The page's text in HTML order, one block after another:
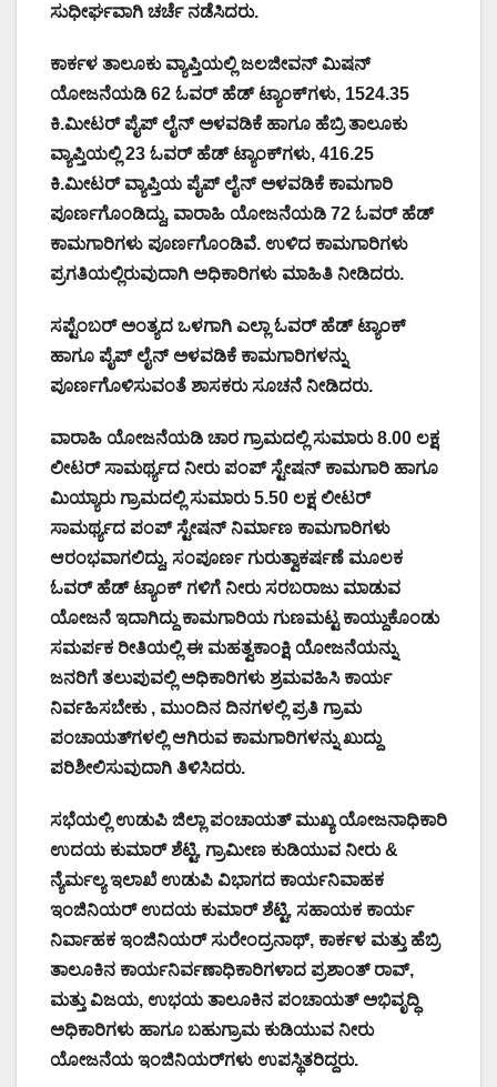
ಸುಧೀರ್ಘವಾಗಿ ಚರ್ಚೆ ನಡೆಸಿದರು.
ಕಾರ್ಕಳ ತಾಲೂಕು ವ್ಯಾಪ್ತಿಯಲ್ಲಿ ಜಲಜೀವನ್‌ ಮಿಷನ್‌
ಯೋಜನೆಯಡಿ 62 ಓವರ್‌ ಹೆಡ್‌ ಟ್ಯಾಂಕ್‌ಗಳು, 1524.35
ಕಿ.ಮೀಟರ್‌ ಪೈಪ್‌ ಲೈನ್‌ ಅಳವಡಿಕೆ ಹಾಗೂ ಹೆಬ್ರಿ ತಾಲೂಕು
ವ್ಯಾಪ್ತಿಯಲ್ಲಿ 23 ಓವರ್‌ ಹೆಡ್‌ ಟ್ಯಾಂಕ್‌ಗಳು, 416.25
ಕಿ.ಮೀಟರ್‌ ವ್ಯಾಪ್ತಿಯ ಪೈಪ್‌ ಲೈನ್‌ ಅಳವಡಿಕೆ ಕಾಮಗಾರಿ
ಪೂರ್ಣಗೊಂಡಿದ್ದು, ವಾರಾಹಿ ಯೋಜನೆಯಡಿ 72 ಓವರ್‌ ಹೆಡ್‌
ಕಾಮಗಾರಿಗಳು ಪೂರ್ಣಗೊಂಡಿವೆ. ಉಳಿದ ಕಾಮಗಾರಿಗಳು
ಪ್ರಗತಿಯಲ್ಲಿರುವುದಾಗಿ ಅಧಿಕಾರಿಗಳು ಮಾಹಿತಿ ನೀಡಿದರು.
ಸಪ್ಟೆಂಬರ್‌ ಅಂತ್ಯದ ಒಳಗಾಗಿ ಎಲ್ಲಾ ಓವರ್‌ ಹೆಡ್‌ ಟ್ಯಾಂಕ್‌
ಹಾಗೂ ಪೈಪ್‌ ಲೈನ್‌ ಅಳವಡಿಕೆ ಕಾಮಗಾರಿಗಳನ್ನು
ಪೂರ್ಣಗೊಳಿಸುವಂತೆ ಶಾಸಕರು ಸೂಚನೆ ನೀಡಿದರು.
ವಾರಾಹಿ ಯೋಜನೆಯಡಿ ಚಾರ ಗ್ರಾಮದಲ್ಲಿ ಸುಮಾರು 8.00 ಲಕ್ಷ
ಲೀಟರ್‌ ಸಾಮರ್ಥ್ಯದ ನೀರು ಪಂಪ್‌ ಸ್ಟೇಷನ್‌ ಕಾಮಗಾರಿ ಹಾಗೂ
ಮಿಯ್ಯಾರು ಗ್ರಾಮದಲ್ಲಿ ಸುಮಾರು 5.50 ಲಕ್ಷ ಲೀಟರ್‌
ಸಾಮರ್ಥ್ಯದ ಪಂಪ್‌ ಸ್ಟೇಷನ್‌ ನಿರ್ಮಾಣ ಕಾಮಗಾರಿಗಳು
ಆರಂಭವಾಗಲಿದ್ದು, ಸಂಪೂರ್ಣ ಗುರುತ್ವಾಕರ್ಷಣೆ ಮೂಲಕ
ಓವರ್‌ ಹೆಡ್‌ ಟ್ಯಾಂಕ್‌ ಗಳಿಗೆ ನೀರು ಸರಬರಾಜು ಮಾಡುವ
ಯೋಜನೆ ಇದಾಗಿದ್ದು ಕಾಮಗಾರಿಯ ಗುಣಮಟ್ಟ ಕಾಯ್ದುಕೊಂಡು
ಸಮರ್ಪಕ ರೀತಿಯಲ್ಲಿ ಈ ಮಹತ್ವಕಾಂಕ್ಷಿ ಯೋಜನೆಯನ್ನು
ಜನರಿಗೆ ತಲುಪುವಲ್ಲಿ ಅಧಿಕಾರಿಗಳು ಶ್ರಮವಹಿಸಿ ಕಾರ್ಯ
ನಿರ್ವಹಿಸಬೇಕು , ಮುಂದಿನ ದಿನಗಳಲ್ಲಿ ಪ್ರತಿ ಗ್ರಾಮ
ಪಂಚಾಯತ್‌ಗಳಲ್ಲಿ ಆಗಿರುವ ಕಾಮಗಾರಿಗಳನ್ನು ಖುದ್ದು
ಪರಿಶೀಲಿಸುವುದಾಗಿ ತಿಳಿಸಿದರು.
ಸಭೆಯಲ್ಲಿ ಉಡುಪಿ ಜಿಲ್ಲಾ ಪಂಚಾಯತ್‌ ಮುಖ್ಯ ಯೋಜನಾಧಿಕಾರಿ
ಉದಯ ಕುಮಾರ್‌ ಶೆಟ್ಟಿ, ಗ್ರಾಮೀಣ ಕುಡಿಯುವ ನೀರು &
ನ್ಯೆರ್ಮಲ್ಯ ಇಲಾಖೆ ಉಡುಪಿ ವಿಭಾಗದ ಕಾರ್ಯನಿವಾಹಕ
ಇಂಜಿನಿಯರ್ ಉದಯ ಕುಮಾರ್ ಶೆಟ್ಟಿ, ಸಹಾಯಕ ಕಾರ್ಯ
ನಿರ್ವಾಹಕ ಇಂಜಿನಿಯರ್‌ ಸುರೇಂದ್ರನಾಥ್‌, ಕಾರ್ಕಳ ಮತ್ತು ಹೆಬ್ರಿ
ತಾಲೂಕಿನ ಕಾರ್ಯನಿರ್ವಣಾಧಿಕಾರಿಗಳಾದ ಪ್ರಶಾಂತ್‌ ರಾವ್‌,
ಮತ್ತು ವಿಜಯ, ಉಭಯ ತಾಲೂಕಿನ ಪಂಚಾಯತ್‌ ಅಭಿವೃದ್ಧಿ
ಅಧಿಕಾರಿಗಳು ಹಾಗೂ ಬಹುಗ್ರಾಮ ಕುಡಿಯುವ ನೀರು
ಯೋಜನೆಯ ಇಂಜಿನಿಯರ್‌ಗಳು ಉಪಸ್ಥಿತರಿದ್ದರು.